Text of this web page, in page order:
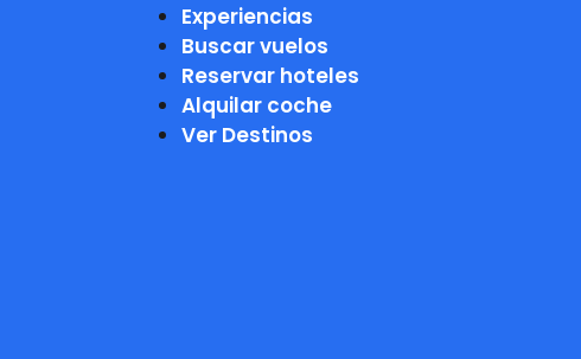
Experiencias
Buscar vuelos
Reservar hoteles
Alquilar coche
Ver Destinos